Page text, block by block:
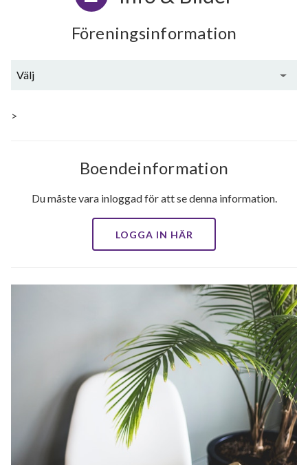
Föreningsinformation
Välj
>
Boendeinformation
Du måste vara inloggad för att se denna information.
LOGGA IN HÄR